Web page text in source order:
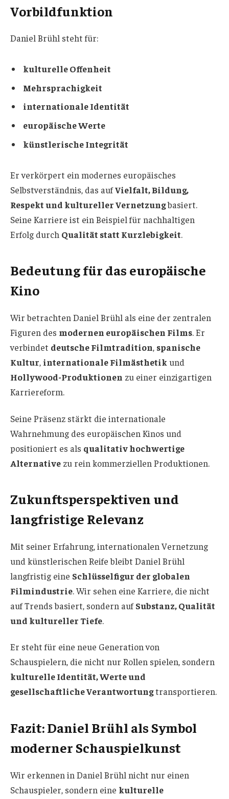
Vorbildfunktion
Daniel Brühl steht für:
kulturelle Offenheit
Mehrsprachigkeit
internationale Identität
europäische Werte
künstlerische Integrität
Er verkörpert ein modernes europäisches
Selbstverständnis, das aufVielfalt, Bildung,
Respekt und kultureller Vernetzungbasiert.
Seine Karriere ist ein Beispiel für nachhaltigen
Erfolg durch Qualität statt Kurzlebigkeit.
Bedeutung für das europäische
Kino
Wir betrachten Daniel Brühl als eine der zentralen
Figuren des modernen europäischen Films. Er
verbindet deutsche Filmtradition, spanische
Kultur, internationale Filmästhetik und
Hollywood-Produktionen zu einer einzigartigen
Karriereform.
Seine Präsenz stärkt die internationale
Wahrnehmung des europäischen Kinos und
positioniert es als qualitativ hochwertige
Alternative zu rein kommerziellen Produktionen.
Zukunftsperspektiven und
langfristige Relevanz
Mit seiner Erfahrung, internationalen Vernetzung
und künstlerischen Reife bleibt Daniel Brühl
langfristig eine Schlüsselfigur der globalen
Filmindustrie. Wir sehen eine Karriere, die nicht
auf Trends basiert, sondern aufSubstanz, Qualität
und kultureller Tiefe.
Er steht für eine neue Generation von
Schauspielern, die nicht nur Rollen spielen, sondern
kulturelle Identität, Werte und
gesellschaftliche Verantwortungtransportieren.
Fazit: Daniel Brühl als Symbol
moderner Schauspielkunst
Wir erkennen in Daniel Brühl nicht nur einen
Schauspieler, sondern eine kulturelle